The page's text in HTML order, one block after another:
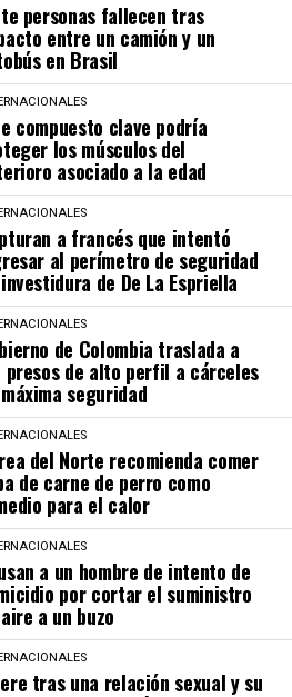
personas fallecen tras
entre un camión y un
en Brasil
compuesto clave podría
los músculos del
asociado a la edad
a francés que intentó
al perímetro de seguridad
de De La Espriella
de Colombia traslada a
presos de alto perfil a cárceles
seguridad
del Norte recomienda comer
de carne de perro como
para el calor
a un hombre de intento de
por cortar el suministro
a un buzo
tras una relación sexual y su